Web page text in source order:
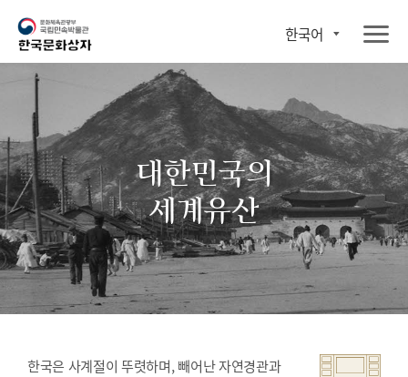
한국어
대한민국의
세계유산
한국은 사계절이 뚜렷하며, 빼어난 자연경관과